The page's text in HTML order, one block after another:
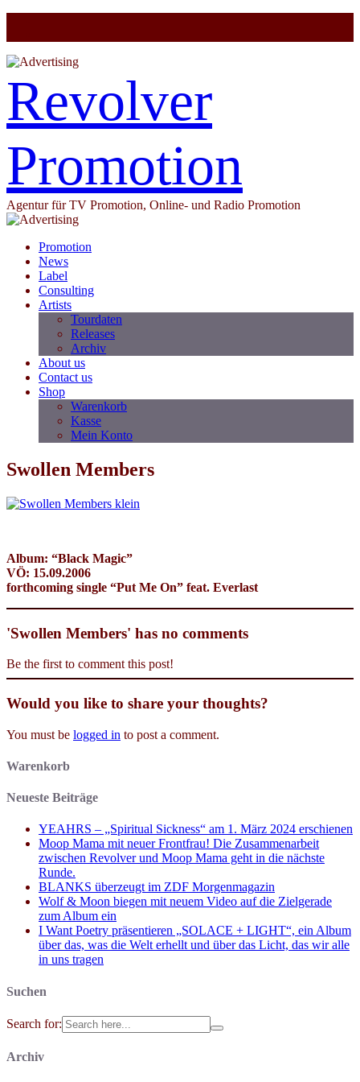
Revolver
Promotion
Agentur für TV Promotion, Online- und Radio Promotion
Promotion
News
Label
Consulting
Artists
Tourdaten
Releases
Archiv
About us
Contact us
Shop
Warenkorb
Kasse
Mein Konto
Swollen Members
Album: “Black Magic”
VÖ: 15.09.2006
forthcoming single “Put Me On” feat. Everlast
'Swollen Members' has no comments
Be the first to comment this post!
Would you like to share your thoughts?
You must be logged in to post a comment.
Warenkorb
Neueste Beiträge
YEAHRS – „Spiritual Sickness“ am 1. März 2024 erschienen
Moop Mama mit neuer Frontfrau! Die Zusammenarbeit
zwischen Revolver und Moop Mama geht in die nächste
Runde.
BLANKS überzeugt im ZDF Morgenmagazin
Wolf & Moon biegen mit neuem Video auf die Zielgerade
zum Album ein
I Want Poetry präsentieren „SOLACE + LIGHT“, ein Album
über das, was die Welt erhellt und über das Licht, das wir alle
in uns tragen
Suchen
Search for:
Archiv